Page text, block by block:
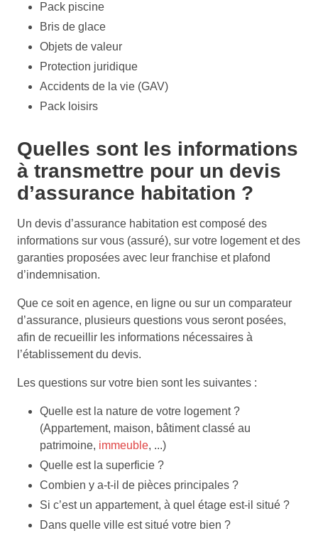
Pack piscine
Bris de glace
Objets de valeur
Protection juridique
Accidents de la vie (GAV)
Pack loisirs
Quelles sont les informations
à transmettre pour un devis
d’assurance habitation ?
Un devis d’assurance habitation est composé des
informations sur vous (assuré), sur votre logement et des
garanties proposées avec leur franchise et plafond
d’indemnisation.
Que ce soit en agence, en ligne ou sur un comparateur
d’assurance, plusieurs questions vous seront posées,
afin de recueillir les informations nécessaires à
l’établissement du devis.
Les questions sur votre bien sont les suivantes :
Quelle est la nature de votre logement ?
(Appartement, maison, bâtiment classé au
patrimoine, immeuble, ...)
Quelle est la superficie ?
Combien y a-t-il de pièces principales ?
Si c’est un appartement, à quel étage est-il situé ?
Dans quelle ville est situé votre bien ?